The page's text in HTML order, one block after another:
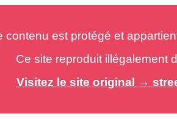
est protégé et
Ce site reproduit illégalement
Visitez le site original →